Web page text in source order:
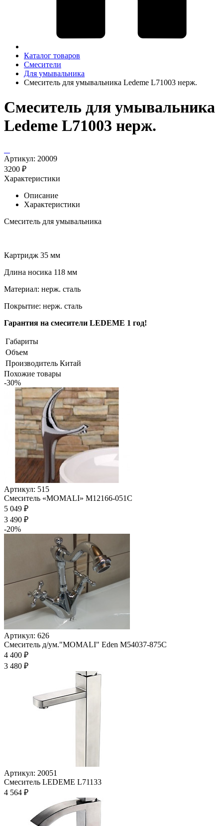
Каталог товаров
Смесители
Для умывальника
Смеситель для умывальника Ledeme L71003 нерж.
Смеситель для умывальника
Ledeme L71003 нерж.
Артикул: 20009
3200 ₽
Характеристики
Описание
Характеристики
Смеситель для умывальника
Картридж 35 мм
Длина носика 118 мм
Материал: нерж. сталь
Покрытие: нерж. сталь
Гарантия на смесители LEDEME 1 год!
Габариты
Объем
Производитель Китай
Похожие товары
-30%
Артикул: 515
Смеситель «MOMALI» M12166-051C
5 049 ₽
3 490 ₽
-20%
Артикул: 626
Смеситель д/ум."MOMALI" Eden М54037-875С
4 400 ₽
3 480 ₽
Артикул: 20051
Смеситель LEDEME L71133
4 564 ₽